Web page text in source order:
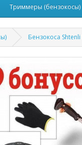
Триммеры (бензокосы)
Бензокоса Shtenli